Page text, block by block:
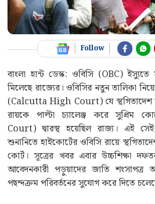
Follow
বাংলা হান্ট ডেস্ক: ওবিসি (OBC) ইস্যুতে
মিলেছে রাজ্যের। ওবিসির নতুন তালিকা
(Calcutta High Court) যে স্থগিতাদেশ
রায়কে পাল্টা চ্যালেঞ্জ করে সুপ্রিম
Court) দ্বারস্থ হয়েছিল রাজ্য। এই সেই
শুনানিতে হাইকোর্টের ওবিসি রায়ে
কোর্ট। সূত্রের খবর এবার উচ্চশিক্ষা
আবেদনকারী পড়ুয়াদের জাতি
পছন্দক্রম পরিবর্তনের সুযোগ করে দিতে